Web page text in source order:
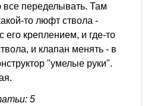
все переделывать. Там
то люфт ствола -
его креплением, и где-то
и клапан менять - в
"умелые руки".
5